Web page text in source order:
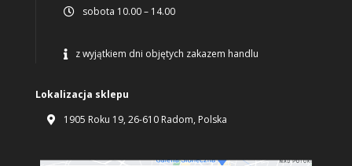
 sobota 10.00 – 14.00
 z wyjątkiem dni objętych zakazem handlu
Lokalizacja sklepu
 1905 Roku 19, 26-610 Radom, Polska